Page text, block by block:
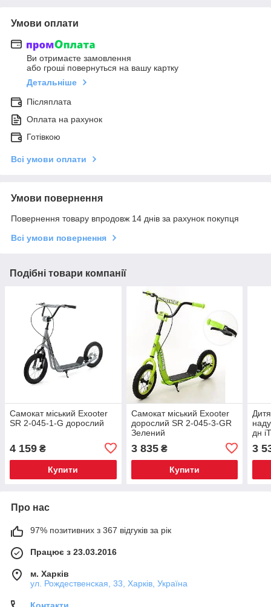
Умови оплати
Ви отримаєте замовлення
або гроші повернуться на вашу картку
Детальніше
Післяплата
Оплата на рахунок
Готівкою
Всі умови оплати
Умови повернення
Повернення товару впродовж 14 днів за рахунок покупця
Всі умови повернення
Подібні товари компанії
Самокат міський Exooter
SR 2-045-1-G дорослий
4 159 ₴
Купити
Самокат міський Exooter
дорослий SR 2-045-3-GR
Зелений
3 835₴
Купити
дн
3
Про нас
97% позитивних з 367 відгуків за рік
Працює з 23.03.2016
м. Харків
ул. Рождественская, 33, Харків, Україна